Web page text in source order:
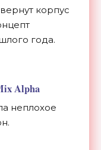
корпус
года.
Alpha
неплохое